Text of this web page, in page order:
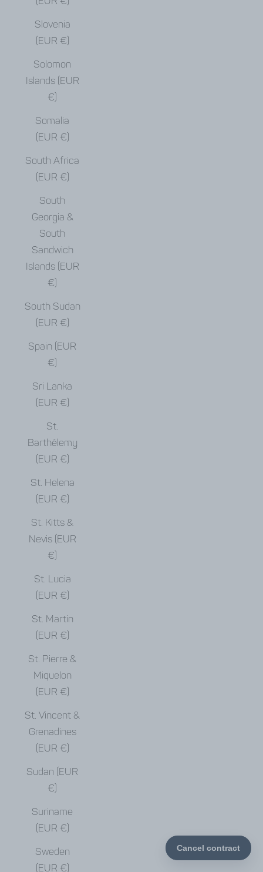
Slovenia
(EUR €)
Solomon
Islands (EUR
€)
Somalia
(EUR €)
South Africa
(EUR €)
South
Georgia &
South
Sandwich
Islands (EUR
€)
South Sudan
(EUR €)
Spain (EUR
€)
Sri Lanka
(EUR €)
St.
Barthélemy
(EUR €)
St. Helena
(EUR €)
St. Kitts &
Nevis (EUR
€)
St. Lucia
(EUR €)
St. Martin
(EUR €)
St. Pierre &
Miquelon
(EUR €)
St. Vincent &
Grenadines
(EUR €)
Sudan (EUR
€)
Suriname
(EUR €)
Sweden
(EUR €)